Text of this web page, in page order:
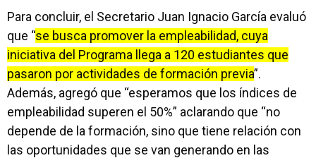
Para concluir, el Secretario Juan Ignacio García evaluó
que “se busca promover la empleabilidad, cuya
iniciativa del Programa llega a 120 estudiantes que
pasaron por actividades de formación previa”.
Además, agregó que “esperamos que los índices de
empleabilidad superen el 50%” aclarando que “no
depende de la formación, sino que tiene relación con
las oportunidades que se van generando en las